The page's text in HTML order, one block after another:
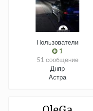
Пользователи
1
51 сообщение
Днпр
Астра